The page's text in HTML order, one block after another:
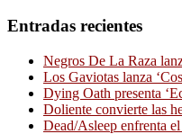
Entradas recientes
Negros De La Raza
Los Gaviotas lanza
Dying Oath presenta
Doliente convierte las
Dead/Asleep enfrenta